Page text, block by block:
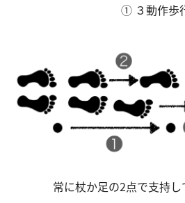
① ３動作歩
常に杖か足の2点で支持